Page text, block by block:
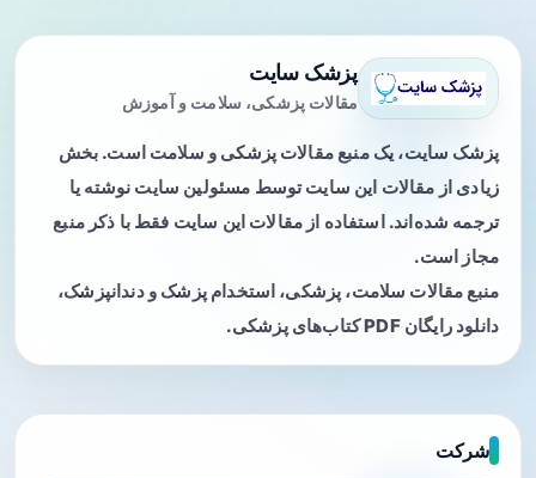
پزشک سایت
مقالات پزشکی، سلامت و آموزش
پزشک سایت، یک منبع مقالات پزشکی و سلامت است. بخش
زیادی از مقالات این سایت توسط مسئولین سایت نوشته یا
ترجمه شده‌اند. استفاده از مقالات این سایت فقط با ذکر منبع
مجاز است.
منبع مقالات سلامت، پزشکی، استخدام پزشک و دندانپزشک،
دانلود رایگان PDF کتاب‌های پزشکی.
شرکت